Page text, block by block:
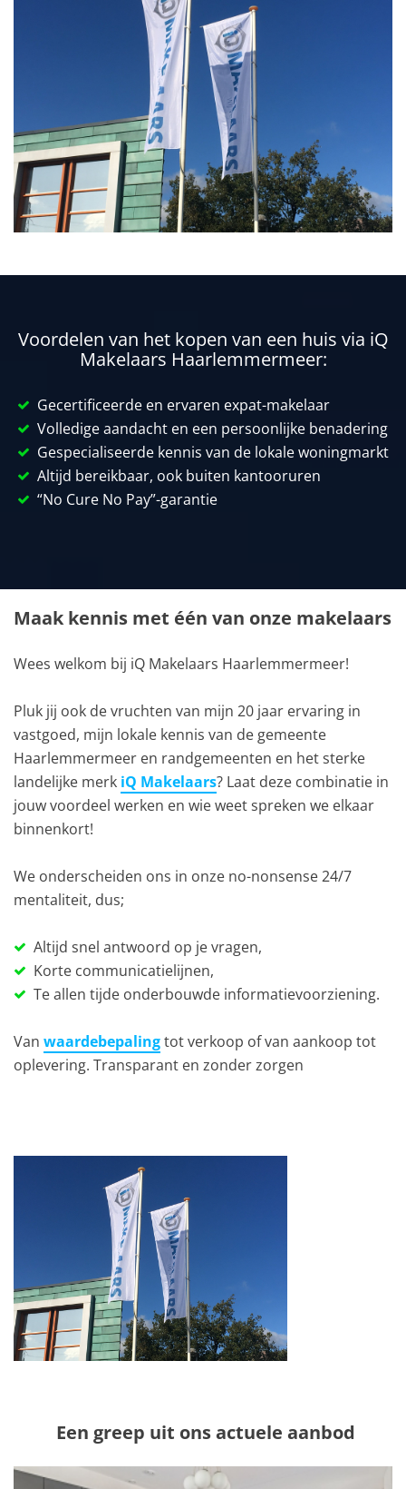
Voordelen van het kopen van een huis via iQ
Makelaars Haarlemmermeer:
Gecertificeerde en ervaren expat-makelaar
Volledige aandacht en een persoonlijke benadering
Gespecialiseerde kennis van de lokale woningmarkt
Altijd bereikbaar, ook buiten kantooruren
“No Cure No Pay”-garantie
Maak kennis met één van onze makelaars
Wees welkom bij iQ Makelaars Haarlemmermeer!
Pluk jij ook de vruchten van mijn 20 jaar ervaring in
vastgoed, mijn lokale kennis van de gemeente
Haarlemmermeer en randgemeenten en het sterke
landelijke merk iQ Makelaars? Laat deze combinatie in
jouw voordeel werken en wie weet spreken we elkaar
binnenkort!
We onderscheiden ons in onze no-nonsense 24/7
mentaliteit, dus;
Altijd snel antwoord op je vragen,
Korte communicatielijnen,
Te allen tijde onderbouwde informatievoorziening.
Van waardebepalingtot verkoop of van aankoop tot
oplevering. Transparant en zonder zorgen
Een greep uit ons actuele aanbod